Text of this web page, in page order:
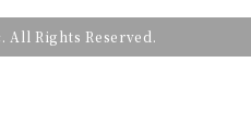
All Rights Reserved.